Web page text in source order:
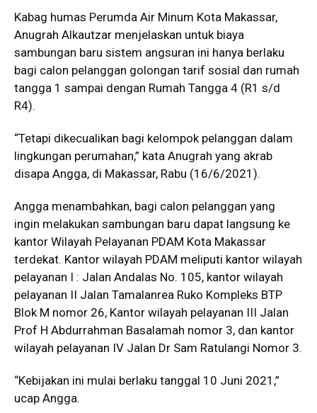
Kabag humas Perumda Air Minum Kota Makassar,
Anugrah Alkautzar menjelaskan untuk biaya
sambungan baru sistem angsuran ini hanya berlaku
bagi calon pelanggan golongan tarif sosial dan rumah
tangga 1 sampai dengan Rumah Tangga 4 (R1 s/d
R4).
“Tetapi dikecualikan bagi kelompok pelanggan dalam
lingkungan perumahan,” kata Anugrah yang akrab
disapa Angga, di Makassar, Rabu (16/6/2021).
Angga menambahkan, bagi calon pelanggan yang
ingin melakukan sambungan baru dapat langsung ke
kantor Wilayah Pelayanan PDAM Kota Makassar
terdekat. Kantor wilayah PDAM meliputi kantor wilayah
pelayanan I : Jalan Andalas No. 105, kantor wilayah
pelayanan II Jalan Tamalanrea Ruko Kompleks BTP
Blok M nomor 26, Kantor wilayah pelayanan III Jalan
Prof H Abdurrahman Basalamah nomor 3, dan kantor
wilayah pelayanan IV Jalan Dr Sam Ratulangi Nomor 3.
“Kebijakan ini mulai berlaku tanggal 10 Juni 2021,”
ucap Angga.